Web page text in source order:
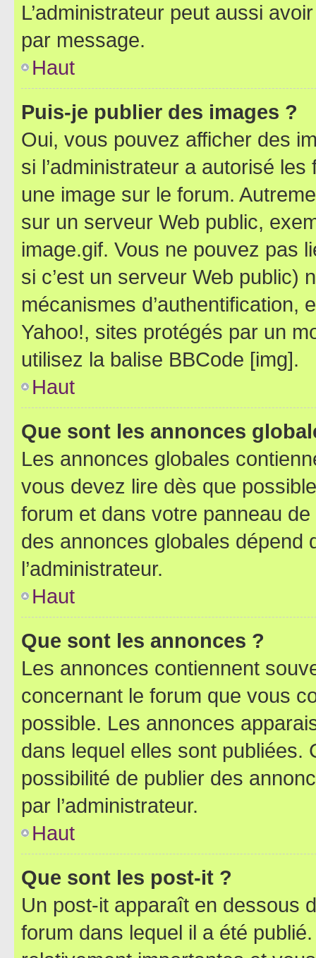
L’administrateur peut aussi
par message.
Haut
Puis-je publier des images ?
Oui, vous pouvez afficher des
si l’administrateur a autorisé
une image sur le forum.
sur un serveur Web public,
image.gif. Vous ne pouvez pas
si c’est un serveur Web public)
mécanismes d’authentification,
Yahoo!, sites protégés par un
utilisez la balise BBCode [img].
Haut
Que sont les annonces
Les annonces globales
vous devez lire dès que
forum et dans votre panneau
des annonces globales dépend
l’administrateur.
Haut
Que sont les annonces ?
Les annonces contiennent
concernant le forum que vous
possible. Les annonces
dans lequel elles sont publiées.
possibilité de publier des
par l’administrateur.
Haut
Que sont les post-it ?
Un post-it apparaît en dessous
forum dans lequel il a été